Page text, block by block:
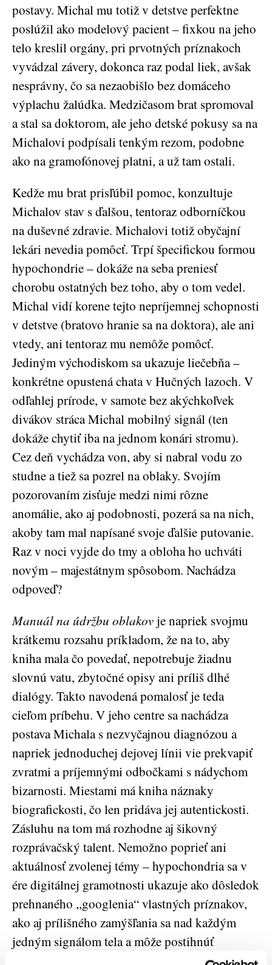
postavy. Michal mu totiž v detstve perfektne
poslúžil ako modelový pacient – fixkou na jeho
telo kreslil orgány, pri prvotných príznakoch
vyvádzal závery, dokonca raz podal liek, avšak
nesprávny, čo sa nezaobišlo bez domáceho
výplachu žalúdka. Medzičasom brat spromoval
a stal sa doktorom, ale jeho detské pokusy sa na
Michalovi podpísali tenkým rezom, podobne
ako na gramofónovej platni, a už tam ostali.
Kedže mu brat prisľúbil pomoc, konzultuje
Michalov stav s ďalšou, tentoraz odborníčkou
na duševné zdravie. Michalovi totiž obyčajní
lekári nevedia pomôcť. Trpí špecifickou formou
hypochondrie – dokáže na seba preniesť
chorobu ostatných bez toho, aby o tom vedel.
Michal vidí korene tejto nepríjemnej schopnosti
v detstve (bratovo hranie sa na doktora), ale ani
vtedy, ani tentoraz mu nemôže pomôcť.
Jediným východiskom sa ukazuje liečebňa –
konkrétne opustená chata v Hučných lazoch. V
odľahlej prírode, v samote bez akýchkoľvek
divákov stráca Michal mobilný signál (ten
dokáže chytiť iba na jednom konári stromu).
Cez deň vychádza von, aby si nabral vodu zo
studne a tiež sa pozrel na oblaky. Svojím
pozorovaním zisťuje medzi nimi rôzne
anomálie, ako aj podobnosti, pozerá sa na nich,
akoby tam mal napísané svoje ďalšie putovanie.
Raz v noci vyjde do tmy a obloha ho uchváti
novým – majestátnym spôsobom. Nachádza
odpoveď?
Manuál na údržbu oblakovje napriek svojmu
krátkemu rozsahu príkladom, že na to, aby
kniha mala čo povedať, nepotrebuje žiadnu
slovnú vatu, zbytočné opisy ani príliš dlhé
dialógy. Takto navodená pomalosť je teda
cieľom príbehu. V jeho centre sa nachádza
postava Michala s nezvyčajnou diagnózou a
napriek jednoduchej dejovej línii vie prekvapiť
zvratmi a príjemnými odbočkami s nádychom
bizarnosti. Miestami má kniha náznaky
biografickosti, čo len pridáva jej autentickosti.
Zásluhu na tom má rozhodne aj šikovný
rozprávačský talent. Nemožno poprieť ani
aktuálnosť zvolenej témy – hypochondria sa v
ére digitálnej gramotnosti ukazuje ako dôsledok
prehnaného ,,googlenia“ vlastných príznakov,
ako aj prílišného zamýšľania sa nad každým
jedným signálom tela a môže postihnúť
každého. To je aj Michalov prípad. Neustále